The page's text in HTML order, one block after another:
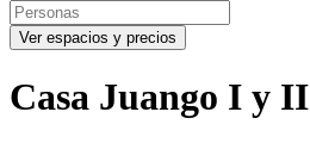
Ver espacios y precios
Casa Juango I y II